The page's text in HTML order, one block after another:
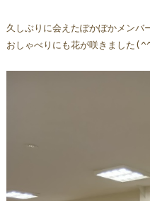
久しぶりに会えたぽかぽかメンバ
おしゃべりにも花が咲きました